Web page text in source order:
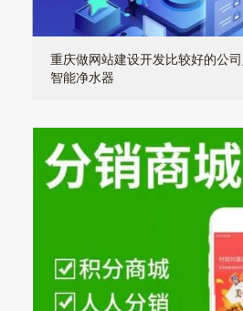
重庆做网站建设开发比较好的公
智能净水器